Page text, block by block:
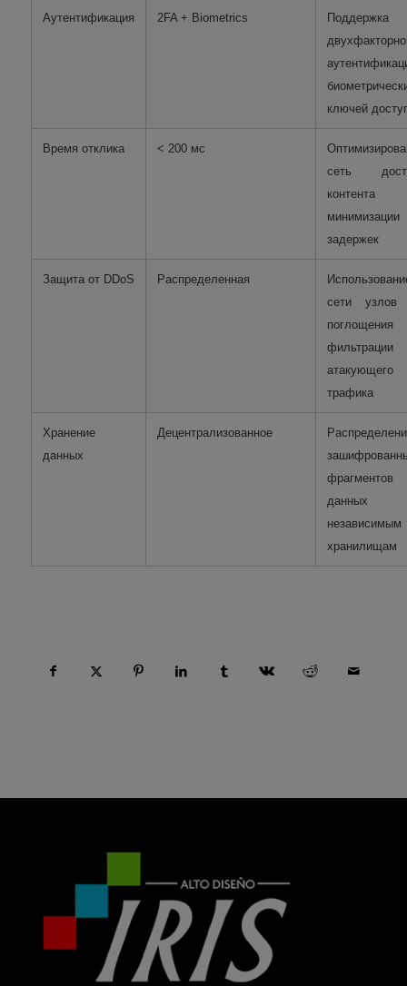
Аутентификация 2FA + Biometrics
Поддержка
ключей
Время отклика < 200 мс
сеть
контента
минимизации
задержек
Защита от DDoS Распределенная
сети узлов
фильтрации
атакующего
трафика
Хранение
данных
Децентрализованное
фрагментов
данных
независимым
хранилищам